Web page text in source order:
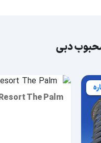
دبی
The Palm